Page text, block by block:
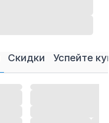
Скидки Успейте